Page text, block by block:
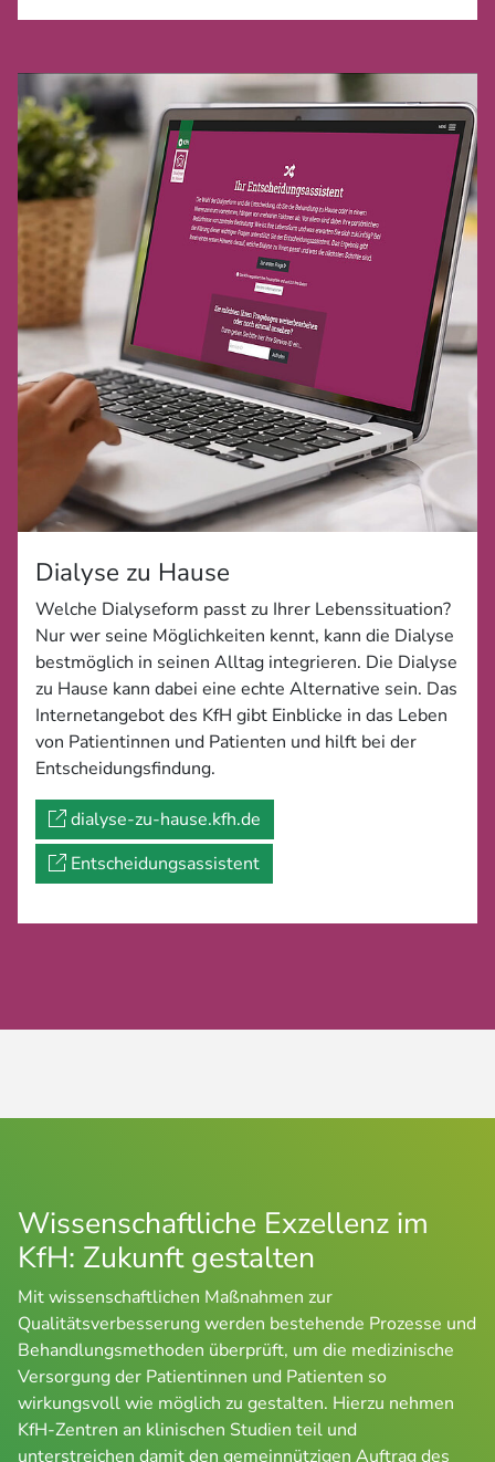
Dialyse zu Hause
Welche Dialyseform passt zu Ihrer Lebenssituation?
Nur wer seine Möglichkeiten kennt, kann die Dialyse
bestmöglich in seinen Alltag integrieren. Die Dialyse
zu Hause kann dabei eine echte Alternative sein. Das
Internetangebot des KfH gibt Einblicke in das Leben
von Patientinnen und Patienten und hilft bei der
Entscheidungsfindung.
dialyse-zu-hause.kfh.de
Entscheidungsassistent
Wissenschaftliche Exzellenz im
KfH: Zukunft gestalten
Mit wissenschaftlichen Maßnahmen zur
Qualitätsverbesserung werden bestehende Prozesse und
Behandlungsmethoden überprüft, um die medizinische
Versorgung der Patientinnen und Patienten so
wirkungsvoll wie möglich zu gestalten. Hierzu nehmen
KfH-Zentren an klinischen Studien teil und
unterstreichen damit den gemeinnützigen Auftrag des